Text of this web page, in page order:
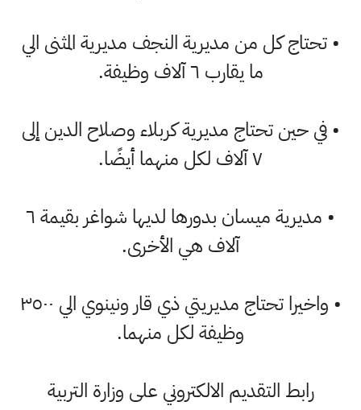
• تحتاج كل من مديرية النجف مديرية المثنى الي
ما يقارب ٦ آلاف وظيفة.
• في حين تحتاج مديرية كربلاء وصلاح الدين إلى
٧ آلاف لكل منهما أيضًا.
• مديرية ميسان بدورها لديها شواغر بقيمة ٦
آلاف هي الأخرى.
• واخيرا تحتاج مديريتي ذي قار ونينوي الي ٣٥٠٠
وظيفة لكل منهما.
رابط التقديم الالكتروني على وزارة التربية